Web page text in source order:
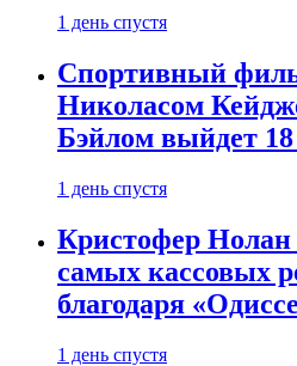
1 день спустя
Спортивный
Николасом
Бэйлом выйдет
1 день спустя
Кристофер
самых кассовых
благодаря
1 день спустя